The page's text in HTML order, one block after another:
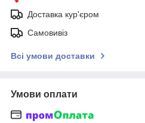
Доставка кур'єром
Самовивіз
Всі умови доставки
Умови оплати